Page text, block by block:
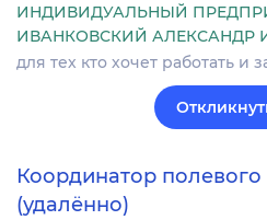
ИНДИВИДУАЛЬНЫЙ
ИВАНКОВСКИЙ АЛЕКСАНДР
для тех кто хочет работать и
Координатор
(удалённо)